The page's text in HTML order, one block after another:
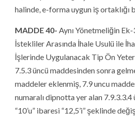
halinde, e-forma uygun iş ortaklığı
MADDE 40- Aynı Yönetmeliğin
İstekliler Arasında İhale Usulü ile
İşlerinde Uygulanacak Tip Ön
7.5.3 üncü maddesinden sonra
maddeler eklenmiş, 7.9 uncu
numaralı dipnotta yer alan
“10’u” ibaresi “12,5’i” şeklinde